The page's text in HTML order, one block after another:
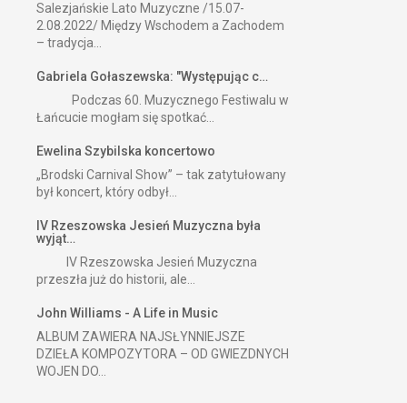
Salezjańskie Lato Muzyczne /15.07-
2.08.2022/ Między Wschodem a Zachodem
– tradycja...
Gabriela Gołaszewska: "Występując c…
Podczas 60. Muzycznego Festiwalu w
Łańcucie mogłam się spotkać...
Ewelina Szybilska koncertowo
„Brodski Carnival Show” – tak zatytułowany
był koncert, który odbył...
IV Rzeszowska Jesień Muzyczna była
wyjąt…
IV Rzeszowska Jesień Muzyczna
przeszła już do historii, ale...
John Williams - A Life in Music
ALBUM ZAWIERA NAJSŁYNNIEJSZE
DZIEŁA KOMPOZYTORA – OD GWIEZDNYCH
WOJEN DO...